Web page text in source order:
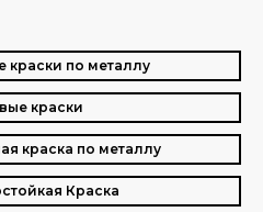
по металлу
краски
краска по металлу
Краска